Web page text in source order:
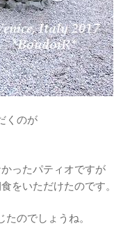
くのが
ったパティオですが
をいただけたのです。
のでしょうね。